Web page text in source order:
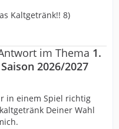
Kaltgetränk!! 8)
im Thema 1.
2026/2027
in einem Spiel richtig
Deiner Wahl